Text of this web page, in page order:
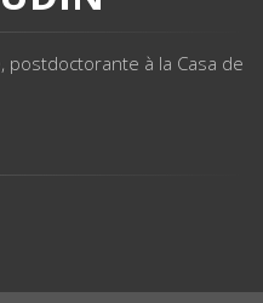
postdoctorante à la Casa de